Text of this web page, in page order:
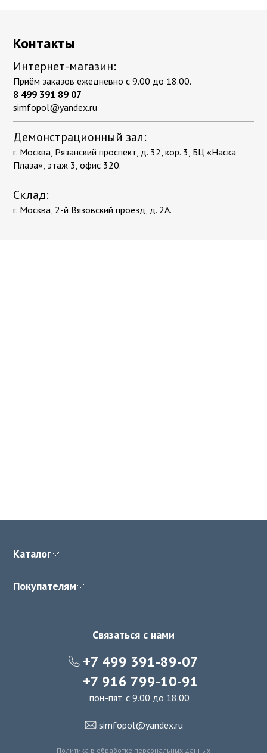
Контакты
Интернет-магазин:
Приём заказов ежедневно с 9.00 до 18.00.
8 499 391 89 07
simfopol@yandex.ru
Демонстрационный зал:
г. Москва, Рязанский проспект, д. 32, кор. 3, БЦ «Наска
Плаза», этаж 3, офис 320.
Склад:
г. Москва, 2-й Вязовский проезд, д. 2А.
Каталог
Покупателям
Связаться с нами
+7 499 391-89-07
+7 916 799-10-91
пон.-пят. с 9.00 до 18.00
simfopol@yandex.ru
Политика в обработке персональных данных